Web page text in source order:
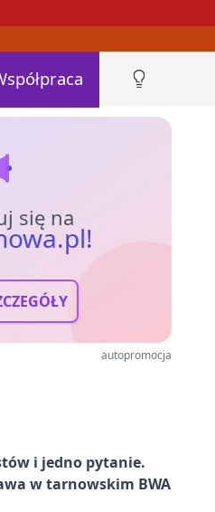
się na
autopromocja
i jedno pytanie.
w tarnowskim BWA